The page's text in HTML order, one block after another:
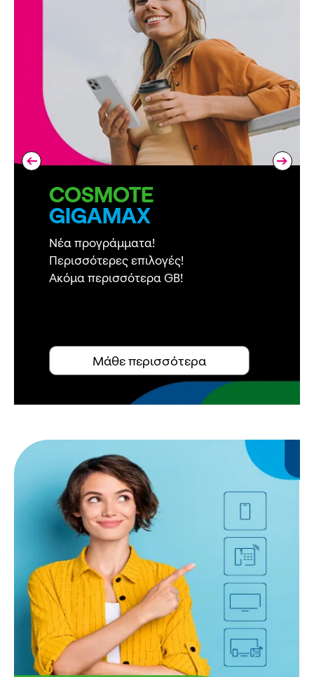
COSMOTE
GIGAMAX
Νέα προγράμματα!
Περισσότερες επιλογές!
Ακόμα περισσότερα GB!
Μάθε περισσότερα